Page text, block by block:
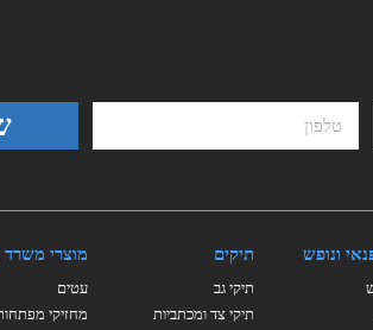
ונופש תיקים
תיקי גב
תיקי צד ומכתביות
מוצרי משרד
עטים
מחזיקי